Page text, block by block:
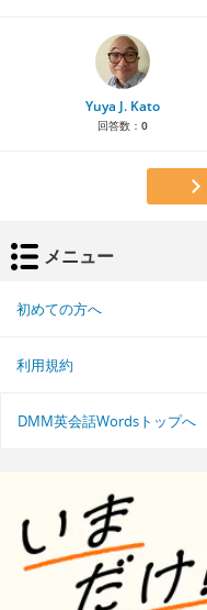
Yuya J. Kato
回答数： 0
メニュー
初めての方へ
利用規約
DMM英会話Wordsトップへ